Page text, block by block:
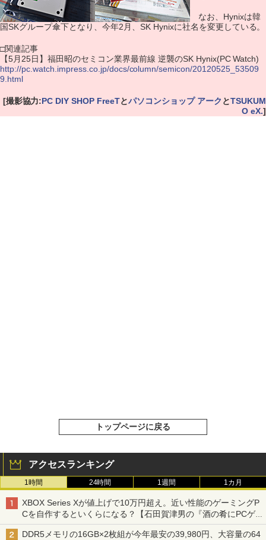
なお、Hynixは韓
国SKグループ傘下となり、今年2月、SK Hynixに社名を変更している。
□関連記事
【5月25日】福田昭のセミコン業界最前線 逆襲のSK Hynix(PC Watch)
http://pc.watch.impress.co.jp/docs/column/semicon/20120525_53509
9.html
[撮影協力:PC DIY SHOP FreeTとパソコンショップ アーク とTSUKUM
O eX.]
トップページに戻る
アクセスランキング
1時間 24時間 1週間 1カ月
XBOX Series Xが値上げで10万円超え。近い性能のゲーミングP
Cを自作するといくらになる？【石田賀津男の『酒の肴にPCゲ
ーム』】
DDR5メモリの16GB×2枚組が今年最安の39,980円、大容量の64